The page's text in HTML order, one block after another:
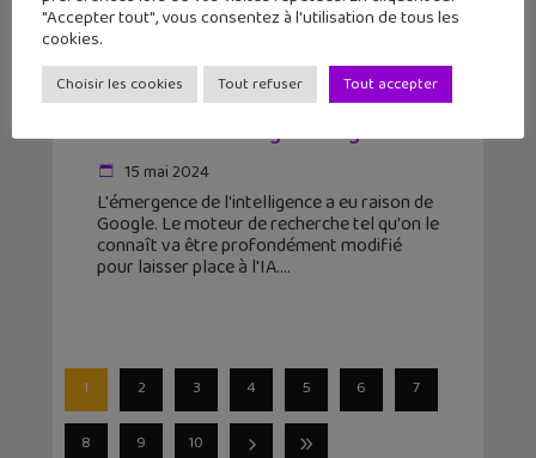
Avec « AI Overviews », le moteur de
recherche de Google change d’ère
15 mai 2024
L'émergence de l'intelligence a eu raison de
Google. Le moteur de recherche tel qu'on le
connaît va être profondément modifié
pour laisser place à l'IA.
1 2 3 4 5 6 7
8 9 10
"Accepter tout", vous consentez à l'utilisation de tous les
cookies.
Choisir les cookies Tout refuser Tout accepter